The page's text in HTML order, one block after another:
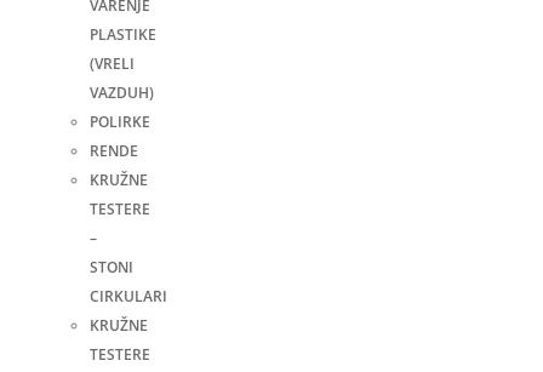
VARENJE
PLASTIKE
(VRELI
VAZDUH)
POLIRKE
RENDE
KRUŽNE
TESTERE
–
STONI
CIRKULARI
KRUŽNE
TESTERE